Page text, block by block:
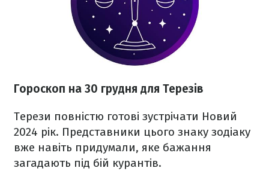
Гороскоп на 30 грудня для Терезів
Терези повністю готові зустрічати Новий
2024 рік. Представники цього знаку зодіаку
вже навіть придумали, яке бажання
загадають під бій курантів.